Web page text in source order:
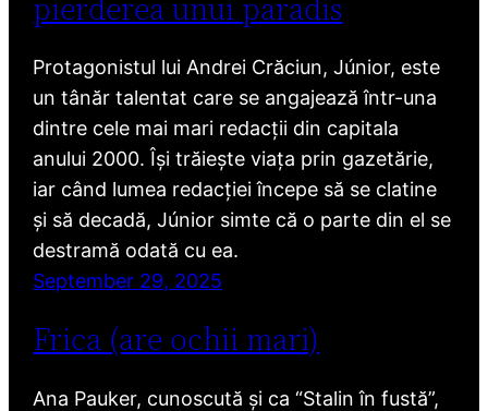
pierderea unui paradis
Protagonistul lui Andrei Crăciun, Júnior, este
un tânăr talentat care se angajează într-una
dintre cele mai mari redacții din capitala
anului 2000. Își trăiește viața prin gazetărie,
iar când lumea redacției începe să se clatine
și să decadă, Júnior simte că o parte din el se
destramă odată cu ea.
September 29, 2025
Frica (are ochii mari)
Ana Pauker, cunoscută și ca “Stalin în fustă”,